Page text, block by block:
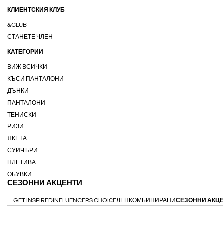
КЛИЕНТСКИЯ КЛУБ
&CLUB
СТАНЕТЕ ЧЛЕН
КАТЕГОРИИ
ВИЖ ВСИЧКИ
КЪСИ ПАНТАЛОНИ
ДЪНКИ
ПАНТАЛОНИ
ТЕНИСКИ
РИЗИ
ЯКЕТА
СУИЧЪРИ
ПЛЕТИВА
ОБУВКИ
СЕЗОННИ АКЦЕНТИ
GET INSPIRED INFLUENCERS CHOICEЛЕН КОМБИНИРАНИСЕЗОННИ